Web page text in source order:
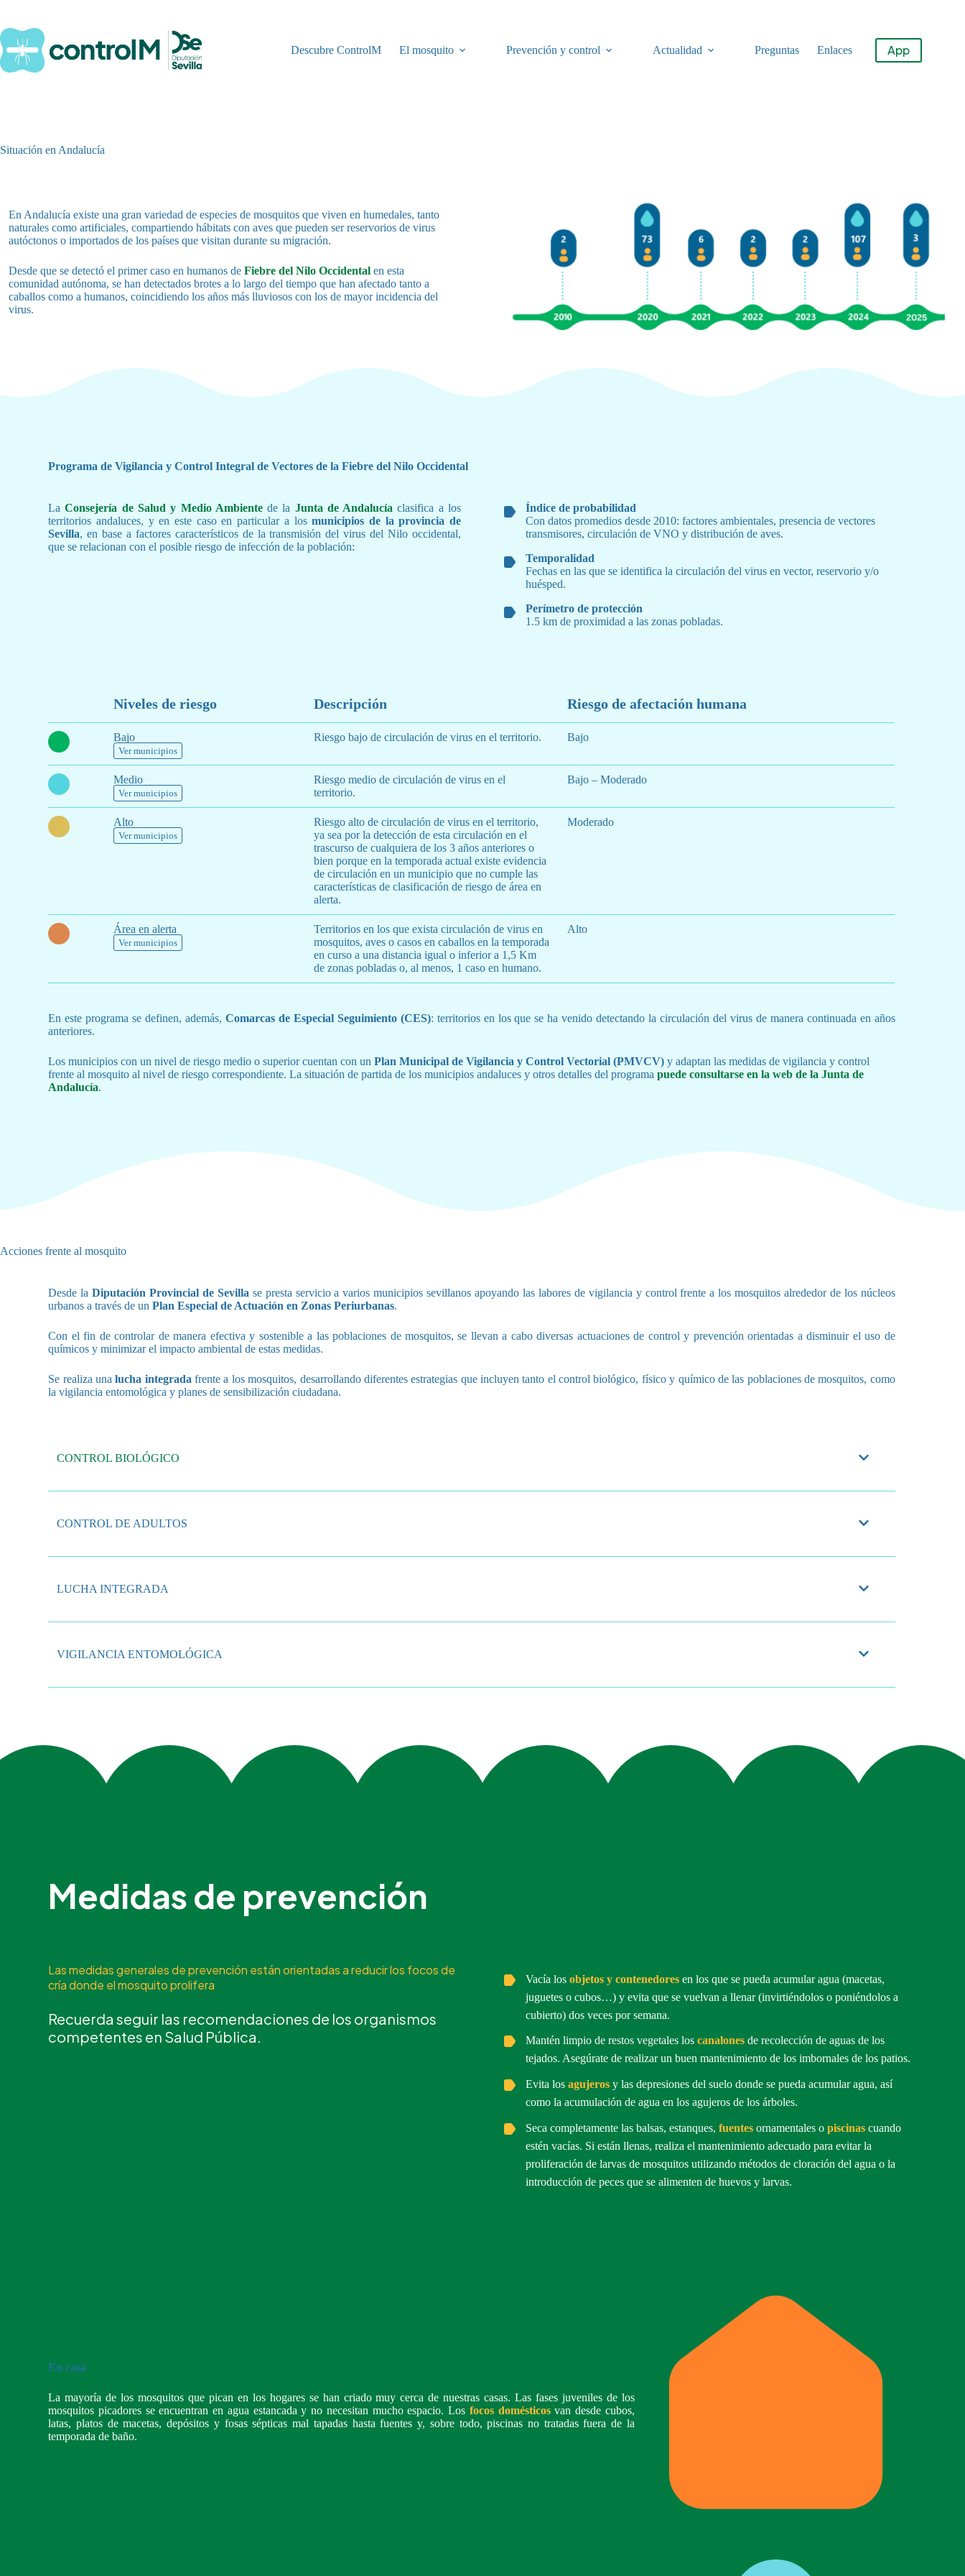
contenido
Descubre ControlM
El mosquito Prevención y control Actualidad Preguntas Enlaces App
Situación en Andalucía
En Andalucía existe una gran variedad de especies de mosquitos que viven en humedales, tanto
naturales como artificiales, compartiendo hábitats con aves que pueden ser reservorios de virus
autóctonos o importados de los países que visitan durante su migración.
Desde que se detectó el primer caso en humanos de Fiebre del Nilo Occidental en esta
comunidad autónoma, se han detectados brotes a lo largo del tiempo que han afectado tanto a
caballos como a humanos, coincidiendo los años más lluviosos con los de mayor incidencia del
virus.
Programa de Vigilancia y Control Integral de Vectores de la Fiebre del Nilo Occidental
LaConsejería de Salud y Medio Ambientede la Junta de Andalucía clasifica a los
territorios andaluces, y en este caso en particular a losmunicipios de la provincia de
Sevilla, en base a factores característicos de la transmisión del virus del Nilo occidental,
que se relacionan con el posible riesgo de infección de la población:
Índice de probabilidad
Con datos promedios desde 2010: factores ambientales, presencia de vectores
transmisores, circulación de VNO y distribución de aves.
Temporalidad
Fechas en las que se identifica la circulación del virus en vector, reservorio y/o
huésped.
Perímetro de protección
1.5 km de proximidad a las zonas pobladas.
Niveles de riesgo Descripción Riesgo de afectación humana
Bajo
Ver municipios
Riesgo bajo de circulación de virus en el territorio. Bajo
Medio
Ver municipios
Riesgo medio de circulación de virus en el
territorio.
Bajo – Moderado
Alto
Ver municipios
Riesgo alto de circulación de virus en el territorio,
ya sea por la detección de esta circulación en el
trascurso de cualquiera de los 3 años anteriores o
bien porque en la temporada actual existe evidencia
de circulación en un municipio que no cumple las
características de clasificación de riesgo de área en
alerta.
Moderado
Área en alerta
Ver municipios
Territorios en los que exista circulación de virus en
mosquitos, aves o casos en caballos en la temporada
en curso a una distancia igual o inferior a 1,5 Km
de zonas pobladas o, al menos, 1 caso en humano.
Alto
En este programa se definen, además, Comarcas de Especial Seguimiento (CES): territorios en los que se ha venido detectando la circulación del virus de manera continuada en años
anteriores.
Los municipios con un nivel de riesgo medio o superior cuentan con unPlan Municipal de Vigilancia y Control Vectorial (PMVCV)y adaptan las medidas de vigilancia y control
frente al mosquito al nivel de riesgo correspondiente. La situación de partida de los municipios andaluces y otros detalles del programapuede consultarse en la web de laJunta de
Andalucía.
Acciones frente al mosquito
Desde laDiputación Provincial de Sevilla se presta servicio a varios municipios sevillanos apoyando las labores de vigilancia y control frente a los mosquitos alrededor de los núcleos
urbanos a través de unPlan Especial de Actuación en Zonas Periurbanas.
Con el fin de controlar de manera efectiva y sostenible a las poblaciones de mosquitos, se llevan a cabo diversas actuaciones de control y prevención orientadas a disminuir el uso de
químicos y minimizar el impacto ambiental de estas medidas.
Se realiza unalucha integrada frente a los mosquitos, desarrollando diferentes estrategias que incluyen tanto el control biológico, físico y químico de las poblaciones de mosquitos, como
la vigilancia entomológica y planes de sensibilización ciudadana.
CONTROL BIOLÓGICO
CONTROL DE ADULTOS
LUCHA INTEGRADA
VIGILANCIA ENTOMOLÓGICA
Medidas de prevención
Las medidas generales de prevención están orientadas a reducir los focos de
cría donde el mosquito prolifera
Recuerda seguir las recomendaciones de los organismos
competentes en Salud Pública.
Vacía los objetos y contenedores en los que se pueda acumular agua (macetas,
juguetes o cubos…) y evita que se vuelvan a llenar (invirtiéndolos o poniéndolos a
cubierto) dos veces por semana.
Mantén limpio de restos vegetales los canalones de recolección de aguas de los
tejados. Asegúrate de realizar un buen mantenimiento de los imbornales de los patios.
Evita los agujeros y las depresiones del suelo donde se pueda acumular agua, así
como la acumulación de agua en los agujeros de los árboles.
Seca completamente las balsas, estanques, fuentes ornamentales o piscinas cuando
estén vacías. Si están llenas, realiza el mantenimiento adecuado para evitar la
proliferación de larvas de mosquitos utilizando métodos de cloración del agua o la
introducción de peces que se alimenten de huevos y larvas.
En casa
La mayoría de los mosquitos que pican en los hogares se han criado muy cerca de nuestras casas. Las fases juveniles de los
mosquitos picadores se encuentran en agua estancada y no necesitan mucho espacio. Los focos domésticosvan desde cubos,
latas, platos de macetas, depósitos y fosas sépticas mal tapadas hasta fuentes y, sobre todo, piscinas no tratadas fuera de la
temporada de baño.